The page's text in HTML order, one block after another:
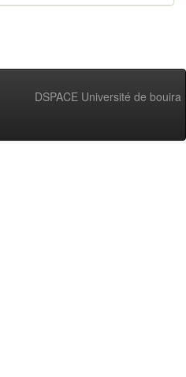
DSPACE Université de bouira